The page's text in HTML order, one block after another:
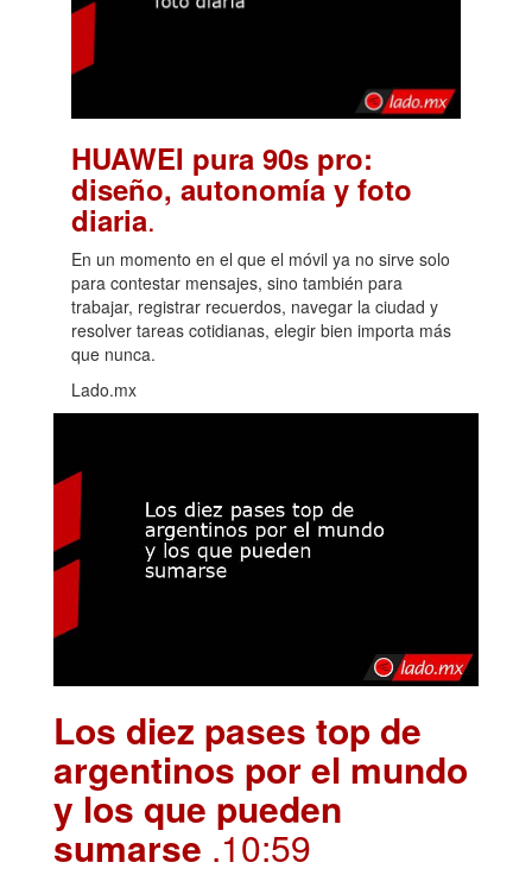
HUAWEI pura 90s pro:
diseño, autonomía y foto
diaria.
En un momento en el que el móvil ya no sirve solo
para contestar mensajes, sino también para
trabajar, registrar recuerdos, navegar la ciudad y
resolver tareas cotidianas, elegir bien importa más
que nunca.
Lado.mx
Los diez pases top de
argentinos por el mundo
y los que pueden
sumarse .10:59